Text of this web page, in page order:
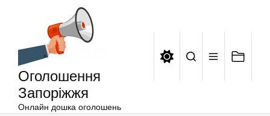
Оголошення
Запоріжжя
Онлайн дошка оголошень